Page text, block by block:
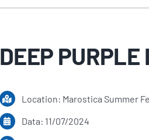
DEEP PURPLE
Location: Marostica Summer
Data: 11/07/2024